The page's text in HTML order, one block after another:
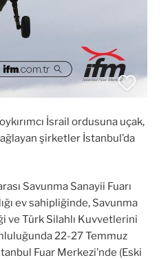
İsrail ordusuna uçak,
şirketler İstanbul’da
Savunma Sanayii Fuarı
ev sahipliğinde, Savunma
ve Türk Silahlı Kuvvetlerini
22-27 Temmuz
Fuar Merkezi’nde (Eski